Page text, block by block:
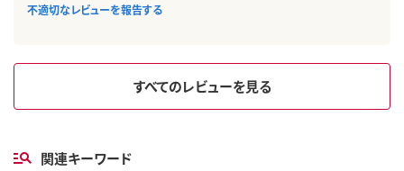
不適切なレビューを報告する
すべてのレビューを見る
関連キーワード